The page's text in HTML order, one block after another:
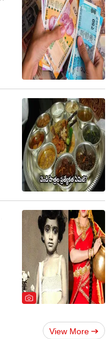
View More